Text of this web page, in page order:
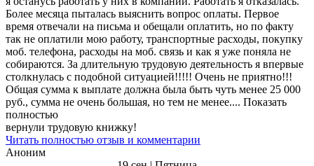
Более месяца пыталась выяснить вопрос оплаты. Первое
время отвечали на письма и обещали оплатить, но по факту
так не оплатили мою работу, транспортные расходы, покупку
моб. телефона, расходы на моб. связь и как я уже поняла не
собираются. За длительную трудовую деятельность я впервые
столкнулась с подобной ситуацией!!!!! Очень не приятно!!!
Общая сумма к выплате должна была быть чуть менее 25 000
руб., сумма не очень большая, но тем не менее.... Показать
полностью
вернули трудовую книжку!
Читать полностью отзыв и комментарии
Аноним